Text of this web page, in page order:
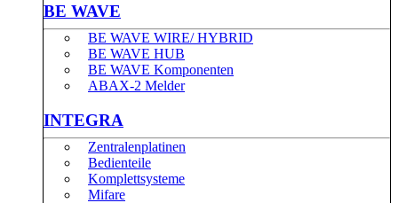
BE WAVE
BE WAVE WIRE/ HYBRID
BE WAVE HUB
BE WAVE Komponenten
ABAX-2 Melder
INTEGRA
Zentralenplatinen
Bedienteile
Komplettsysteme
Mifare